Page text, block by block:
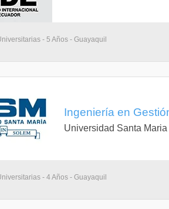
bilingüe cuya malla contiene ocho niveles
se las toma en este idioma
conocerá a profundidad las
a emprender sean aplicables
- 5 Años - Guayaquil
Ingeniería en
Universidad Santa Maria
- 4 Años - Guayaquil